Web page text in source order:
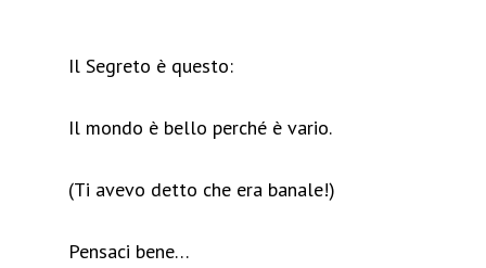
Il Segreto è questo:
Il mondo è bello perché è vario.
(Ti avevo detto che era banale!)
Pensaci bene…